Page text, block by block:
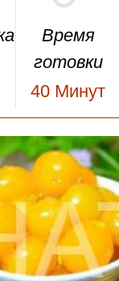
Время
готовки
40 Минут